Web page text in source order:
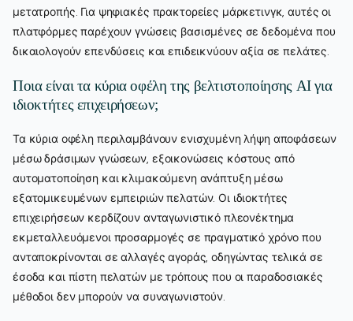
μετατροπής. Για ψηφιακές πρακτορείες μάρκετινγκ, αυτές οι
πλατφόρμες παρέχουν γνώσεις βασισμένες σε δεδομένα που
δικαιολογούν επενδύσεις και επιδεικνύουν αξία σε πελάτες.
Ποια είναι τα κύρια οφέλη της βελτιστοποίησης AI για
ιδιοκτήτες επιχειρήσεων;
Τα κύρια οφέλη περιλαμβάνουν ενισχυμένη λήψη αποφάσεων
μέσω δράσιμων γνώσεων, εξοικονώσεις κόστους από
αυτοματοποίηση και κλιμακούμενη ανάπτυξη μέσω
εξατομικευμένων εμπειριών πελατών. Οι ιδιοκτήτες
επιχειρήσεων κερδίζουν ανταγωνιστικό πλεονέκτημα
εκμεταλλευόμενοι προσαρμογές σε πραγματικό χρόνο που
ανταποκρίνονται σε αλλαγές αγοράς, οδηγώντας τελικά σε
έσοδα και πίστη πελατών με τρόπους που οι παραδοσιακές
μέθοδοι δεν μπορούν να συναγωνιστούν.